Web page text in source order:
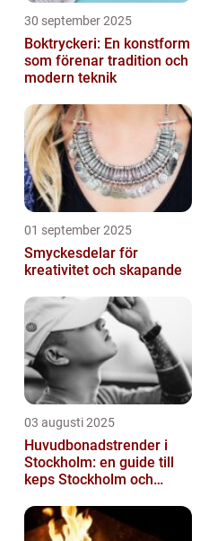
30 september 2025
Boktryckeri: En konstform
som förenar tradition och
modern teknik
01 september 2025
Smyckesdelar för
kreativitet och skapande
03 augusti 2025
Huvudbonadstrender i
Stockholm: en guide till
keps Stockholm och